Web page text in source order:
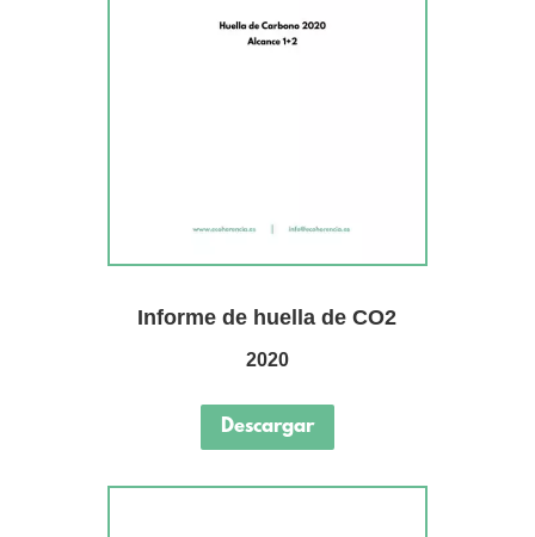
Informe de huella de CO2
2020
Descargar